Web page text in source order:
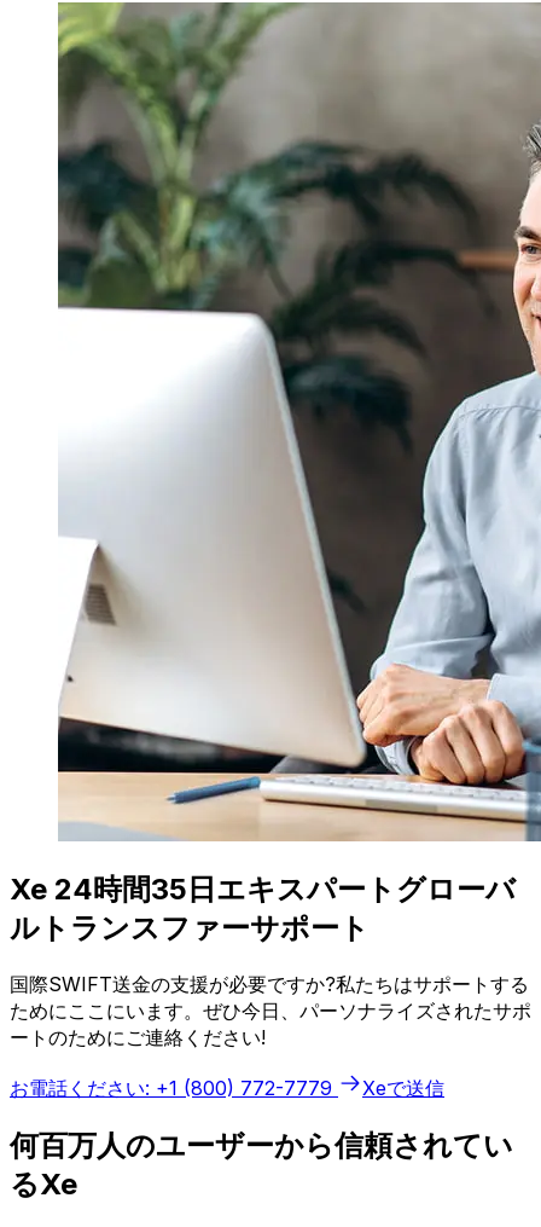
Xe 24時間35日エキスパートグローバ
ルトランスファーサポート
国際SWIFT送金の支援が必要ですか?私たちはサポートする
ためにここにいます。ぜひ今日、パーソナライズされたサポ
ートのためにご連絡ください!
お電話ください: +1 (800) 772-7779 Xeで送信
何百万人のユーザーから信頼されてい
るXe